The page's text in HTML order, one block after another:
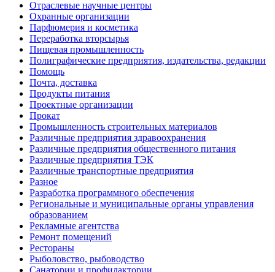
Отраслевые научные центры
Охранные организации
Парфюмерия и косметика
Переработка вторсырья
Пищевая промышленность
Полиграфические предприятия, издательства, редакции
Помощь
Почта, доставка
Продукты питания
Проектные организации
Прокат
Промышленность строительных материалов
Различные предприятия здравоохранения
Различные предприятия общественного питания
Различные предприятия ТЭК
Различные транспортные предприятия
Разное
Разработка программного обеспечения
Региональные и муниципальные органы управления
образованием
Рекламные агентства
Ремонт помещений
Рестораны
Рыболовство, рыбоводство